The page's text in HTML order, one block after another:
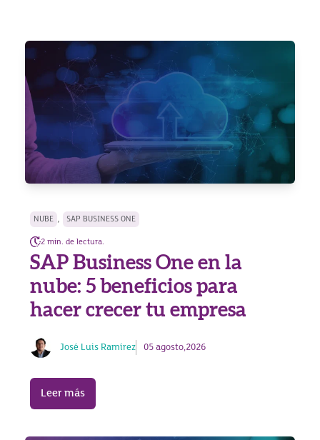
NUBE , SAP BUSINESS ONE
2 min. de lectura.
SAP Business One en la
nube: 5 beneficios para
hacer crecer tu empresa
José Luis Ramírez 05 agosto,2026
Leer más